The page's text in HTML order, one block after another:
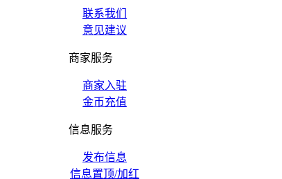
联系我们
意见建议
商家服务
商家入驻
金币充值
信息服务
发布信息
信息置顶/加红